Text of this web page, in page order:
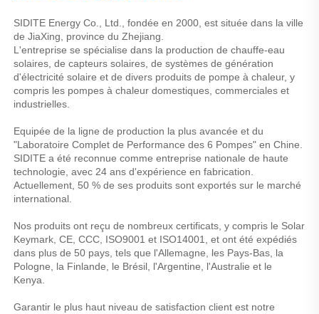
SIDITE Energy Co., Ltd., fondée en 2000, est située dans la ville
de JiaXing, province du Zhejiang.
L'entreprise se spécialise dans la production de chauffe-eau
solaires, de capteurs solaires, de systèmes de génération
d'électricité solaire et de divers produits de pompe à chaleur, y
compris les pompes à chaleur domestiques, commerciales et
industrielles.
Equipée de la ligne de production la plus avancée et du
"Laboratoire Complet de Performance des 6 Pompes" en Chine.
SIDITE a été reconnue comme entreprise nationale de haute
technologie, avec 24 ans d'expérience en fabrication.
Actuellement, 50 % de ses produits sont exportés sur le marché
international.
Nos produits ont reçu de nombreux certificats, y compris le Solar
Keymark, CE, CCC, ISO9001 et ISO14001, et ont été expédiés
dans plus de 50 pays, tels que l'Allemagne, les Pays-Bas, la
Pologne, la Finlande, le Brésil, l'Argentine, l'Australie et le
Kenya.
Garantir le plus haut niveau de satisfaction client est notre